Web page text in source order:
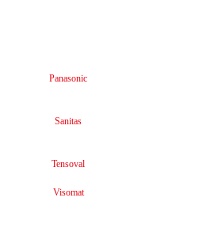
Panasonic
Sanitas
Tensoval
Visomat